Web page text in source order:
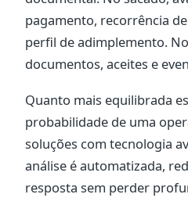
pagamento, recorrência
perfil de adimplemento.
documentos, aceites e
Quanto mais equilibrada
probabilidade de uma
soluções com tecnologia
análise é automatizada,
resposta sem perder